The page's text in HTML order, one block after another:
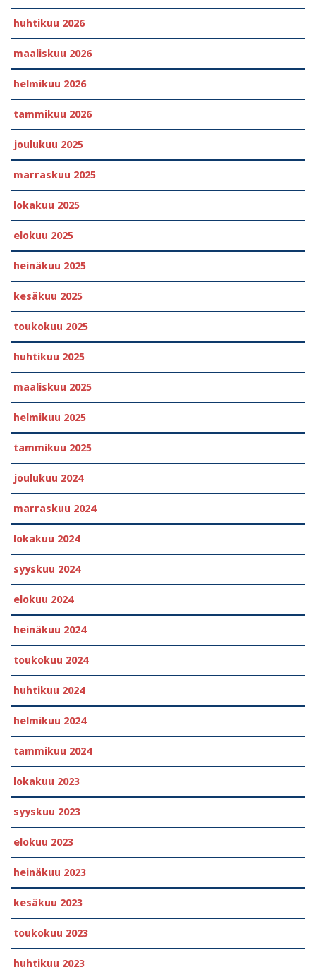
huhtikuu 2026
maaliskuu 2026
helmikuu 2026
tammikuu 2026
joulukuu 2025
marraskuu 2025
lokakuu 2025
elokuu 2025
heinäkuu 2025
kesäkuu 2025
toukokuu 2025
huhtikuu 2025
maaliskuu 2025
helmikuu 2025
tammikuu 2025
joulukuu 2024
marraskuu 2024
lokakuu 2024
syyskuu 2024
elokuu 2024
heinäkuu 2024
toukokuu 2024
huhtikuu 2024
helmikuu 2024
tammikuu 2024
lokakuu 2023
syyskuu 2023
elokuu 2023
heinäkuu 2023
kesäkuu 2023
toukokuu 2023
huhtikuu 2023